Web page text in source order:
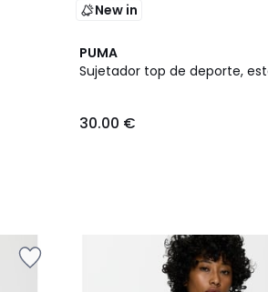
New in
PUMA
Sujetador top de deporte,
30.00 €